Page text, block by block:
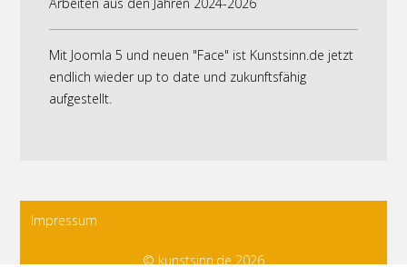
Mit Joomla 5 und neuen "Face" ist Kunstsinn.de jetzt
endlich wieder up to date und zukunftsfähig
aufgestellt.
Impressum
© kunstsinn.de 2026